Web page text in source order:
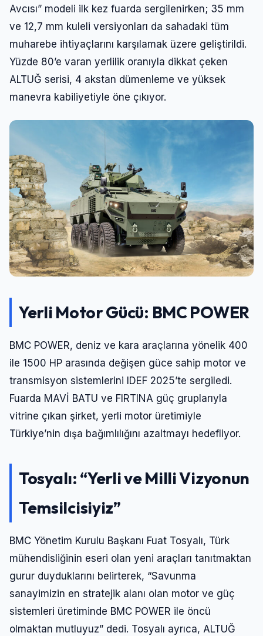
Avcısı” modeli ilk kez fuarda sergilenirken; 35 mm
ve 12,7 mm kuleli versiyonları da sahadaki tüm
muharebe ihtiyaçlarını karşılamak üzere geliştirildi.
Yüzde 80’e varan yerlilik oranıyla dikkat çeken
ALTUĞ serisi, 4 akstan dümenleme ve yüksek
manevra kabiliyetiyle öne çıkıyor.
Yerli Motor Gücü: BMC POWER
BMC POWER, deniz ve kara araçlarına yönelik 400
ile 1500 HP arasında değişen güce sahip motor ve
transmisyon sistemlerini IDEF 2025’te sergiledi.
Fuarda MAVİ BATU ve FIRTINA güç gruplarıyla
vitrine çıkan şirket, yerli motor üretimiyle
Türkiye’nin dışa bağımlılığını azaltmayı hedefliyor.
Tosyalı: “Yerli ve Milli Vizyonun
Temsilcisiyiz”
BMC Yönetim Kurulu Başkanı Fuat Tosyalı, Türk
mühendisliğinin eseri olan yeni araçları tanıtmaktan
gurur duyduklarını belirterek, “Savunma
sanayimizin en stratejik alanı olan motor ve güç
sistemleri üretiminde BMC POWER ile öncü
olmaktan mutluyuz” dedi. Tosyalı ayrıca, ALTUĞ
Şifre
Beni Hatırla Şifremi Unuttum
Giriş Yap